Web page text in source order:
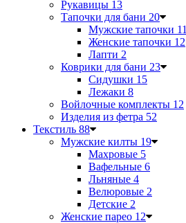
Рукавицы 13
Тапочки для бани 20
Мужские тапочки 11
Женские тапочки 12
Лапти 2
Коврики для бани 23
Сидушки 15
Лежаки 8
Войлочные комплекты 12
Изделия из фетра 52
Текстиль 88
Мужские килты 19
Махровые 5
Вафельные 6
Льняные 4
Велюровые 2
Детские 2
Женские парео 12